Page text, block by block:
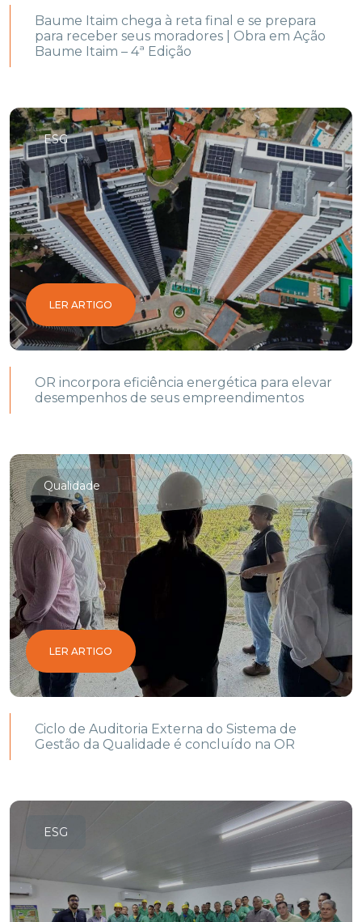
Baume Itaim chega à reta final e se prepara
para receber seus moradores | Obra em Ação
Baume Itaim – 4ª Edição
ESG
LER ARTIGO
OR incorpora eficiência energética para elevar
desempenhos de seus empreendimentos
Qualidade
LER ARTIGO
Ciclo de Auditoria Externa do Sistema de
Gestão da Qualidade é concluído na OR
ESG